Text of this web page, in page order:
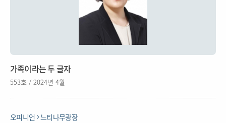
가족이라는 두 글자
553호 / 2024년 4월
오피니언 느티나무광장